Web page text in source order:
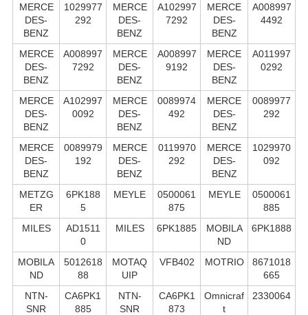
MERCE
DES-
BENZ
1029977
292
MERCE
DES-
BENZ
A102997
7292
MERCE
DES-
BENZ
A008997
4492
MERCE
DES-
BENZ
A008997
7292
MERCE
DES-
BENZ
A008997
9192
MERCE
DES-
BENZ
A011997
0292
MERCE
DES-
BENZ
A102997
0092
MERCE
DES-
BENZ
0089974
492
MERCE
DES-
BENZ
0089977
292
MERCE
DES-
BENZ
0089979
192
MERCE
DES-
BENZ
0119970
292
MERCE
DES-
BENZ
1029970
092
METZG
ER
6PK188
5
MEYLE
0500061
875
MEYLE
0500061
885
MILES
AD1511
0
MILES 6PK1885
MOBILA
ND
6PK1888
MOBILA
ND
5012618
88
MOTAQ
UIP
VFB402 MOTRIO
8671018
665
NTN-
SNR
CA6PK1
885
NTN-
SNR
CA6PK1
873
Omnicraf
t
2330064